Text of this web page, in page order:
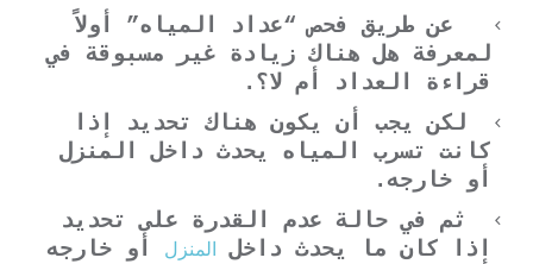
عن طريق فحص “عداد المياه” أولاً
لمعرفة هل هناك زيادة غير مسبوقة في
قراءة العداد أم لا؟.
لكن يجب أن يكون هناك تحديد إذا
كانت تسرب المياه يحدث داخل المنزل
أو خارجه.
ثم في حالة عدم القدرة على تحديد
إذا كان ما يحدث داخل المنزل أو خارجه